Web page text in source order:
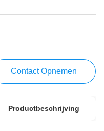
Contact Opnemen
Productbeschrijving